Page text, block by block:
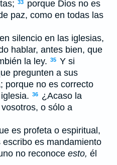
33
porque Dios no es
paz, como en todas las
silencio en las iglesias,
hablar, antes bien, que
la ley. 35 Y si
pregunten a sus
porque no es correcto
36
¿Acaso la
o sólo a
es profeta o espiritual,
es mandamiento
no reconoce esto, él